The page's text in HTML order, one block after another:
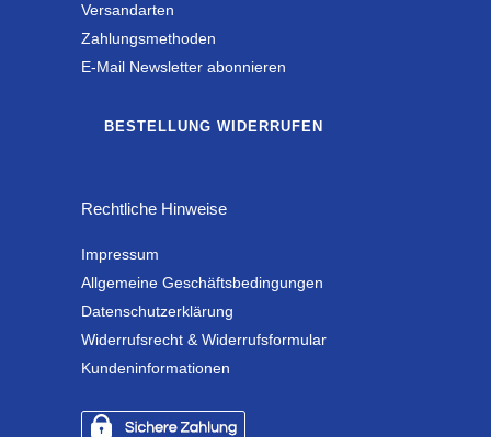
Versandarten
Zahlungsmethoden
E-Mail Newsletter abonnieren
BESTELLUNG WIDERRUFEN
Rechtliche Hinweise
Impressum
Allgemeine Geschäftsbedingungen
Datenschutzerklärung
Widerrufsrecht & Widerrufsformular
Kundeninformationen